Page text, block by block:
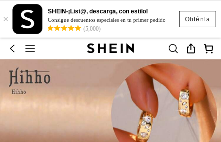
Obténla
×
SHEIN-¡List@, descarga, con estilo!
Consigue descuentos especiales en tu primer pedido
(5,000)